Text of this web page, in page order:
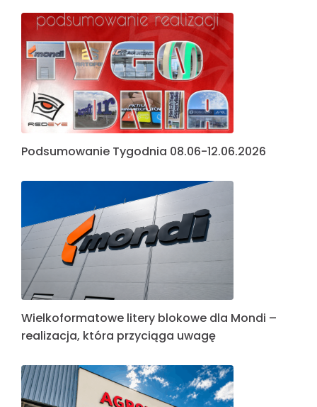
Podsumowanie Tygodnia 08.06-12.06.2026
Wielkoformatowe litery blokowe dla Mondi –
realizacja, która przyciąga uwagę